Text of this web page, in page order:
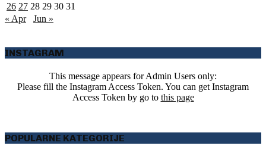
26 27 28 29 30 31
« Apr
Jun »
INSTAGRAM
This message appears for Admin Users only:
Please fill the Instagram Access Token. You can get Instagram
Access Token by go to this page
POPULARNE KATEGORIJE